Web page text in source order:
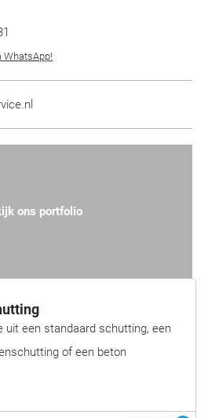
WhatsApp!
ons portfolio
uit een standaard schutting, een
of een beton